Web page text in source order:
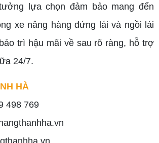
lựa chọn đảm bảo mang đến
xe nâng hàng đứng lái và ngồi lái
trì hậu mãi về sau rõ ràng, hỗ trợ
24/7.
HÀ
498 769